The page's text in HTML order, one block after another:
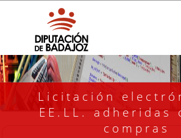
Licitación
EE.LL. adheridas
compras